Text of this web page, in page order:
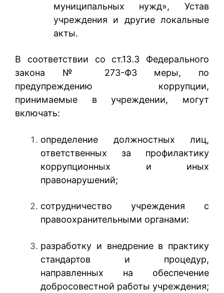
муниципальных нужд», Устав
учреждения и другие локальные
акты.
В соответствии со ст.13.3 Федерального
закона № 273-ФЗ меры, по
предупреждению коррупции,
принимаемые в учреждении, могут
включать:
определение должностных лиц,
ответственных за профилактику
коррупционных и иных
правонарушений;
сотрудничество учреждения с
правоохранительными органами:
разработку и внедрение в практику
стандартов и процедур,
направленных на обеспечение
добросовестной работы учреждения;